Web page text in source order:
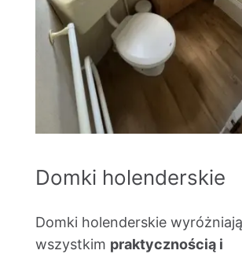
Domki holenderskie
Domki holenderskie
wszystkim praktycznością i